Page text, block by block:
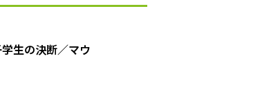
生の決断／マウ